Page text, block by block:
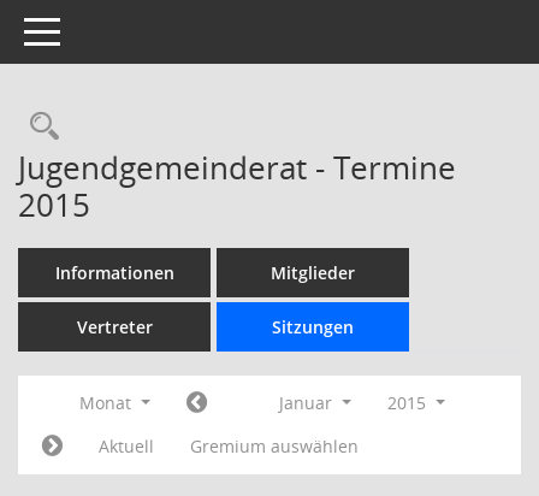
Toggle navigation
Rechercheauswahl
Jugendgemeinderat - Termine
2015
Informationen Mitglieder
Vertreter Sitzungen
Monat Januar
2015
Aktuell
Gremium auswählen